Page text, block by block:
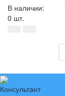
В наличии:
0 шт.
Консультант